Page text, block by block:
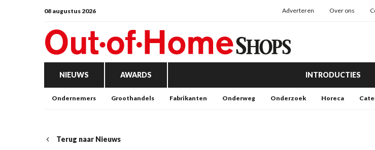
08 augustus 2026 Adverteren Over ons
NIEUWS AWARDS INTRODUCTIES
Ondernemers Groothandels Fabrikanten Onderweg Onderzoek Horeca
Terug naar Nieuws